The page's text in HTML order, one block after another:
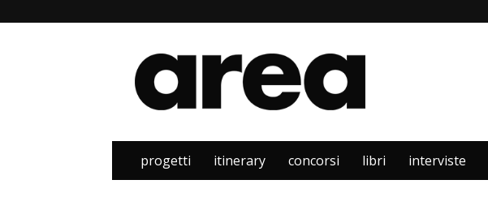
Area
progetti itinerary concorsi libri interviste